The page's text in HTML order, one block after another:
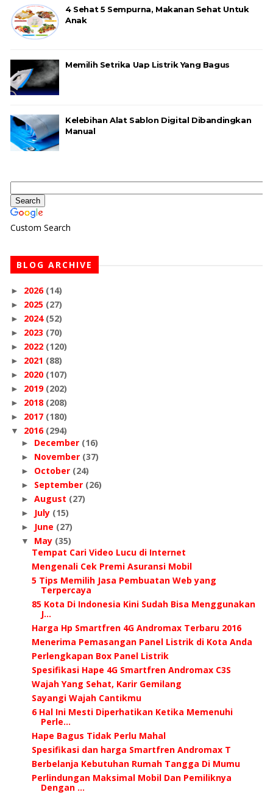
4 Sehat 5 Sempurna, Makanan Sehat Untuk
Anak
Memilih Setrika Uap Listrik Yang Bagus
Kelebihan Alat Sablon Digital Dibandingkan
Manual
Custom Search
BLOG ARCHIVE
► 2026 (14)
► 2025 (27)
► 2024 (52)
► 2023 (70)
► 2022 (120)
► 2021 (88)
► 2020 (107)
► 2019 (202)
► 2018 (208)
► 2017 (180)
▼ 2016 (294)
► December (16)
► November (37)
► October (24)
► September (26)
► August (27)
► July (15)
► June (27)
▼ May (35)
Tempat Cari Video Lucu di Internet
Mengenali Cek Premi Asuransi Mobil
5 Tips Memilih Jasa Pembuatan Web yang
Terpercaya
85 Kota Di Indonesia Kini Sudah Bisa Menggunakan
J...
Harga Hp Smartfren 4G Andromax Terbaru 2016
Menerima Pemasangan Panel Listrik di Kota Anda
Perlengkapan Box Panel Listrik
Spesifikasi Hape 4G Smartfren Andromax C3S
Wajah Yang Sehat, Karir Gemilang
Sayangi Wajah Cantikmu
6 Hal Ini Mesti Diperhatikan Ketika Memenuhi
Perle...
Hape Bagus Tidak Perlu Mahal
Spesifikasi dan harga Smartfren Andromax T
Berbelanja Kebutuhan Rumah Tangga Di Mumu
Perlindungan Maksimal Mobil Dan Pemiliknya
Dengan ...